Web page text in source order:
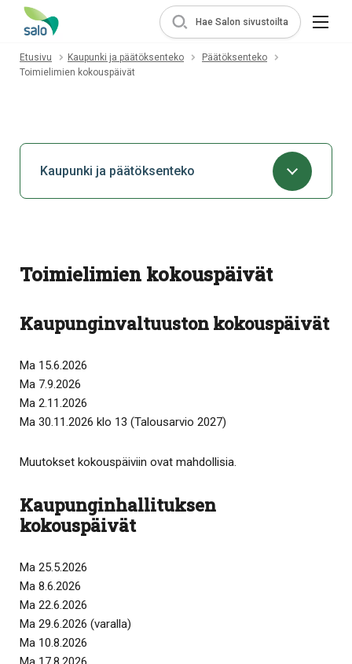
Hae Salon sivustoilta
Etusivu Kaupunki ja päätöksenteko
Päätöksenteko
Toimielimien kokouspäivät
Kaupunki ja päätöksenteko
Toimielimien kokouspäivät
Kaupunginvaltuuston kokouspäivät
Ma 15.6.2026
Ma 7.9.2026
Ma 2.11.2026
Ma 30.11.2026 klo 13 (Talousarvio 2027)
Muutokset kokouspäiviin ovat mahdollisia.
Kaupunginhallituksen
kokouspäivät
Ma 25.5.2026
Ma 8.6.2026
Ma 22.6.2026
Ma 29.6.2026 (varalla)
Ma 10.8.2026